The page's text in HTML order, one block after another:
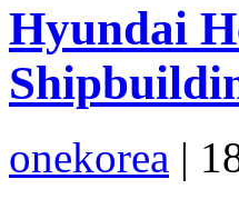
Hyundai
onekorea |